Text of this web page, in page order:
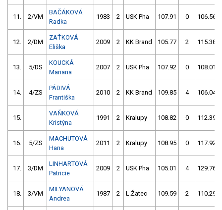
11. 2/VM
BAČÁKOVÁ
Radka
1983 2 USK Pha 107.91 0 106.56
12. 2/DM
ZAŤKOVÁ
Eliška
2009 2 KK Brand 105.77 2 115.38
13. 5/DS
KOUCKÁ
Mariana
2007 2 USK Pha 107.92 0 108.01
14. 4/ZS
PÁDIVÁ
Františka
2010 2 KK Brand 109.85 4 106.04
15.
VAŇKOVÁ
Kristýna
1991 2 Kralupy 108.82 0 112.39
16. 5/ZS
MACHUTOVÁ
Hana
2011 2 Kralupy 108.95 0 117.92
17. 3/DM
LINHARTOVÁ
Patricie
2009 2 USK Pha 105.01 4 129.76
18. 3/VM
MILYANOVÁ
Andrea
1987 2 L.Žatec 109.59 2 110.29